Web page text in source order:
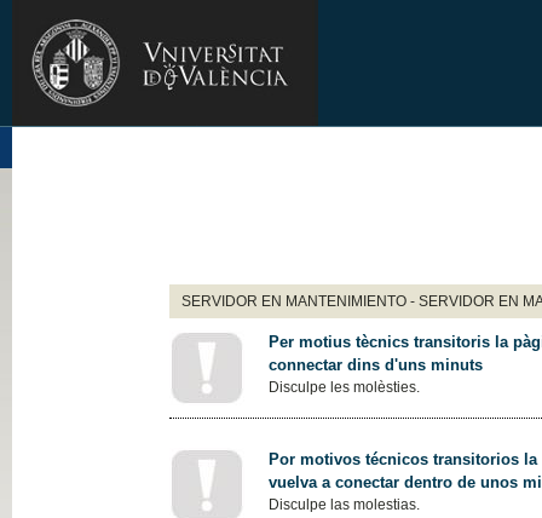
SERVIDOR EN MANTENIMIENTO - SERVIDOR EN
Per motius tècnics transitoris la
connectar dins d'uns minuts
Disculpe les molèsties.
Por motivos técnicos transitorios
vuelva a conectar dentro de unos
Disculpe las molestias.